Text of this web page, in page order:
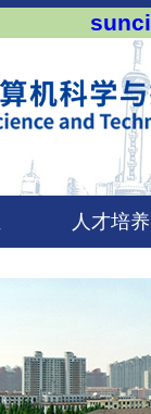
人才培养